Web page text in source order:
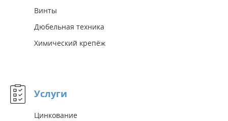
Винты
Дюбельная техника
Химический крепёж
Услуги
Цинкование